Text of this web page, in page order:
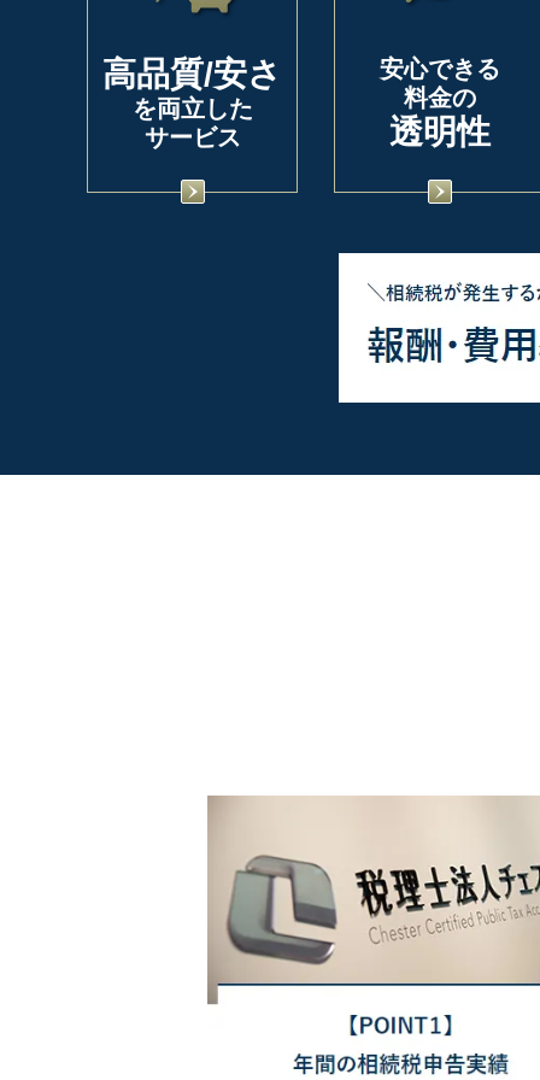
高品質/安さ
を両立した
サービス
安心できる
料金の
透明性